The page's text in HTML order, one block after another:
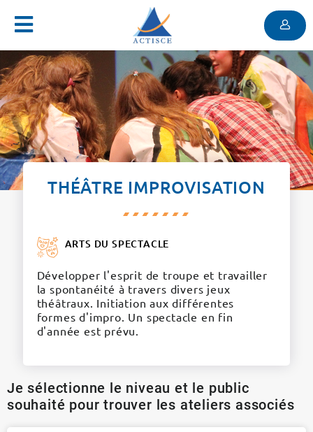
Menu
THÉÂTRE IMPROVISATION
ARTS DU SPECTACLE
Développer l'esprit de troupe et travailler
la spontanéité à travers divers jeux
théâtraux. Initiation aux différentes
formes d'impro. Un spectacle en fin
d'année est prévu.
Je sélectionne le niveau et le public
souhaité pour trouver les ateliers associés